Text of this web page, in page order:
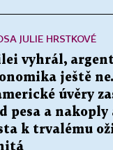
JULIE HRSTKOVÉ
vyhrál,
ještě
úvěry
pesa a nakoply
k trvalému